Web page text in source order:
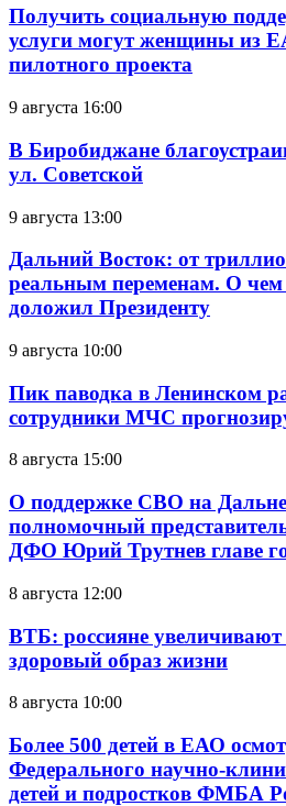
Получить социальную
услуги могут женщины из
пилотного проекта
9 августа 16:00
В Биробиджане
ул. Советской
9 августа 13:00
Дальний Восток: от
реальным переменам. О
доложил Президенту
9 августа 10:00
Пик паводка в Ленинском
сотрудники МЧС
8 августа 15:00
О поддержке СВО на
полномочный
ДФО Юрий Трутнев главе
8 августа 12:00
ВТБ: россияне увеличивают
здоровый образ жизни
8 августа 10:00
Более 500 детей в ЕАО
Федерального научно-
детей и подростков ФМБА